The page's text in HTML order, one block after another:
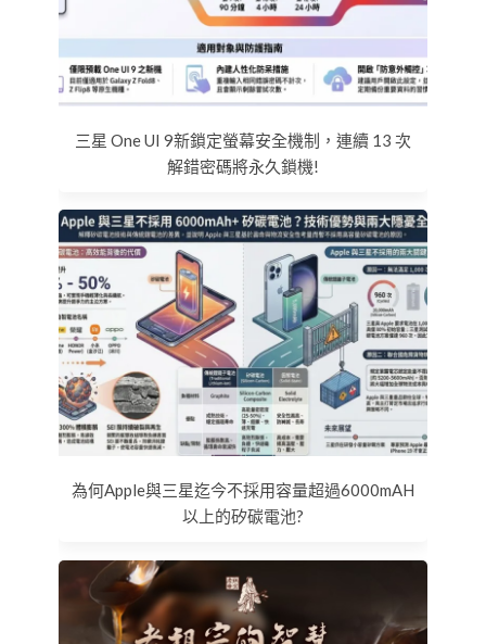
三星 One UI 9新鎖定螢幕安全機制，連續 13 次
解錯密碼將永久鎖機!
為何Apple與三星迄今不採用容量超過6000mAH
以上的矽碳電池?